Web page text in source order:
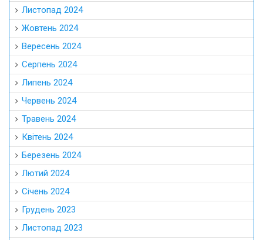
Листопад 2024
Жовтень 2024
Вересень 2024
Серпень 2024
Липень 2024
Червень 2024
Травень 2024
Квітень 2024
Березень 2024
Лютий 2024
Січень 2024
Грудень 2023
Листопад 2023